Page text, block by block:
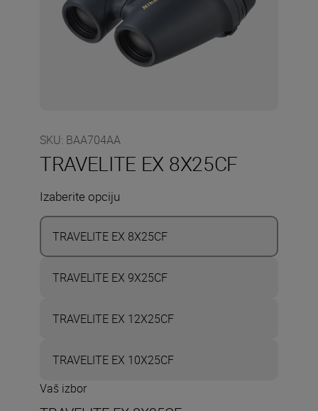
SKU: BAA704AA
TRAVELITE EX 8X25CF
Izaberite opciju
TRAVELITE EX 8X25CF
TRAVELITE EX 9X25CF
TRAVELITE EX 12X25CF
TRAVELITE EX 10X25CF
Vaš izbor